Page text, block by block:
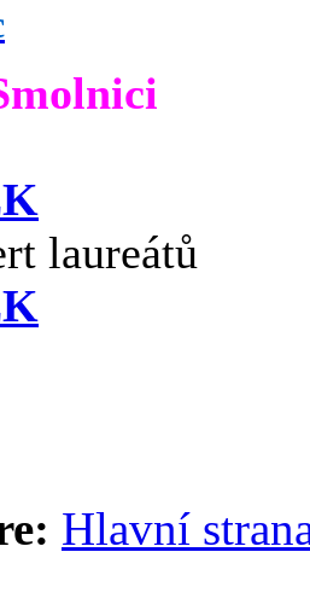
laureátů
Hlavní